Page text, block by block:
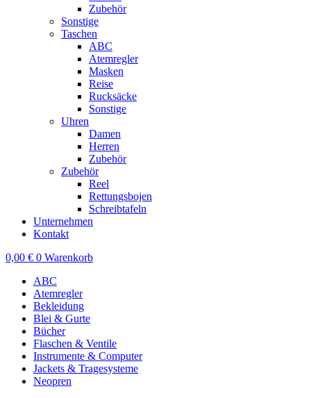
Zubehör
Sonstige
Taschen
ABC
Atemregler
Masken
Reise
Rucksäcke
Sonstige
Uhren
Damen
Herren
Zubehör
Zubehör
Reel
Rettungsbojen
Schreibtafeln
Unternehmen
Kontakt
0,00 € 0 Warenkorb
ABC
Atemregler
Bekleidung
Blei & Gurte
Bücher
Flaschen & Ventile
Instrumente & Computer
Jackets & Tragesysteme
Neopren